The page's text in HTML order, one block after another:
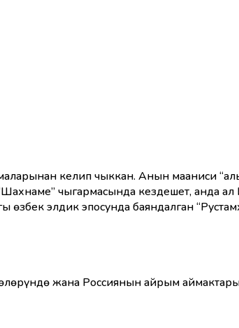
келип чыккан. Анын мааниси
чыгармасында кездешет, анда
элдик эпосунда баяндалган
жана Россиянын айрым